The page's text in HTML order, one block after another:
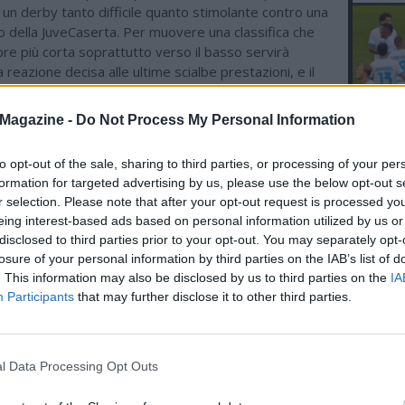
- Do Not Process My Personal Information
opt-out of the sale, sharing to third parties, or processing of your
for targeted advertising by us, please use the below opt-out
selection. Please note that after your opt-out request is processed
interest-based ads based on personal information utilized by us
to third parties prior to your opt-out. You may separately
of your personal information by third parties on the IAB’s list of
This information may also be disclosed by us to third parties on the
Participants that may further disclose it to other third parties.
Data Processing Opt Outs
un derby tanto difficile quanto stimolante contro una
della JuveCaserta. Per muovere una classifica che
più corta soprattutto verso il basso servirà
reazione decisa alle ultime scialbe prestazioni, e il
in questi giorni di festa proprio per provare ad
delle ultime settimane. “Veniamo indubbiamente
di difficoltà in cui abbiamo rimediato tre sconfitte
tutti sia quello di dare una sterzata decisa sia in
che, ovviamente, di risultato. Dobbiamo
che prima del turno di riposo avevano conquistato 4
mostrando un’ottima difesa e un bell’equilibrio in
ne sono consapevoli e stanno lavorando con
è sicuramente una delle grandi protagoniste
ha avuto un cammino lineare ad alta quota
e la bella vittoria di Faenza ne è una
per muovere la classifica e riacquisire
del